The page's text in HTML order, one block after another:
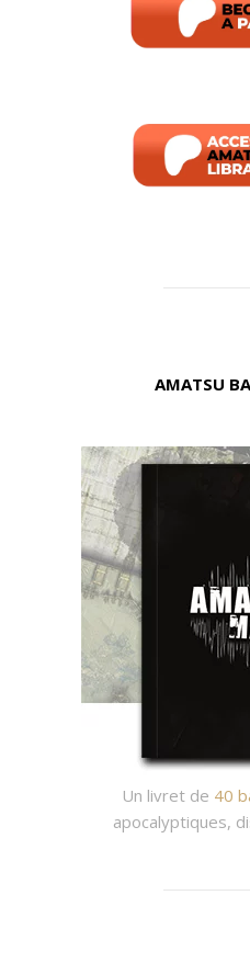
AMATSU
Un livret de 40
apocalyptiques,